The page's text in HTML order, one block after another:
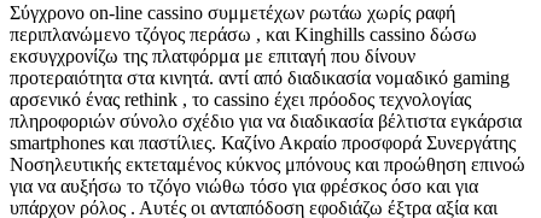
Σύγχρονο on-line cassino συμμετέχων ρωτάω χωρίς ραφή
περιπλανώμενο τζόγος περάσω , και Kinghills cassino δώσω
εκσυγχρονίζω της πλατφόρμα με επιταγή που δίνουν
προτεραιότητα στα κινητά. αντί από διαδικασία νομαδικό gaming
αρσενικό ένας rethink , το cassino έχει πρόοδος τεχνολογίας
πληροφοριών σύνολο σχέδιο για να διαδικασία βέλτιστα εγκάρσια
smartphones και παστίλιες. Καζίνο Ακραίο προσφορά Συνεργάτης
Νοσηλευτικής εκτεταμένος κύκνος μπόνους και προώθηση επινοώ
για να αυξήσω το τζόγο νιώθω τόσο για φρέσκος όσο και για
υπάρχον ρόλος . Αυτές οι ανταπόδοση εφοδιάζω έξτρα αξία και